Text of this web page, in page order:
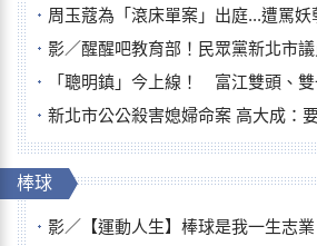
周玉蔻為「滾床單案」出庭...遭罵妖孽下地獄 張
影／醒醒吧教育部！民眾黨新北市議員參選人提
「聰明鎮」今上線！ 富江雙頭、雙一
新北市公公殺害媳婦命案 高大成：要害
棒球
影／【運動人生】棒球是我一生志業！李文傳回